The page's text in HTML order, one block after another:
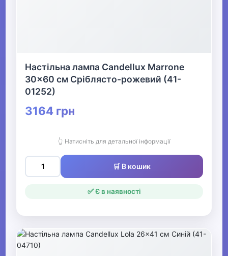
Настільна лампа Candellux Marrone
30x60 см Сріблясто-рожевий (41-
01252)
3164 грн
👆 Натисніть для детальної інформації
🛒 В кошик
✅ Є в наявності